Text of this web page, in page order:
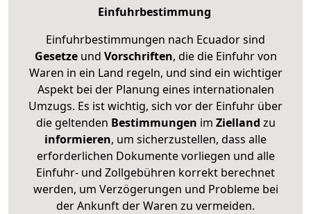
Einfuhrbestimmung
Einfuhrbestimmungen nach Ecuador sind
Gesetzeund Vorschriften, die die Einfuhr von
Waren in ein Land regeln, und sind ein wichtiger
Aspekt bei der Planung eines internationalen
Umzugs. Es ist wichtig, sich vor der Einfuhr über
die geltenden Bestimmungen im Zielland zu
informieren, um sicherzustellen, dass alle
erforderlichen Dokumente vorliegen und alle
Einfuhr- und Zollgebühren korrekt berechnet
werden, um Verzögerungen und Probleme bei
der Ankunft der Waren zu vermeiden.